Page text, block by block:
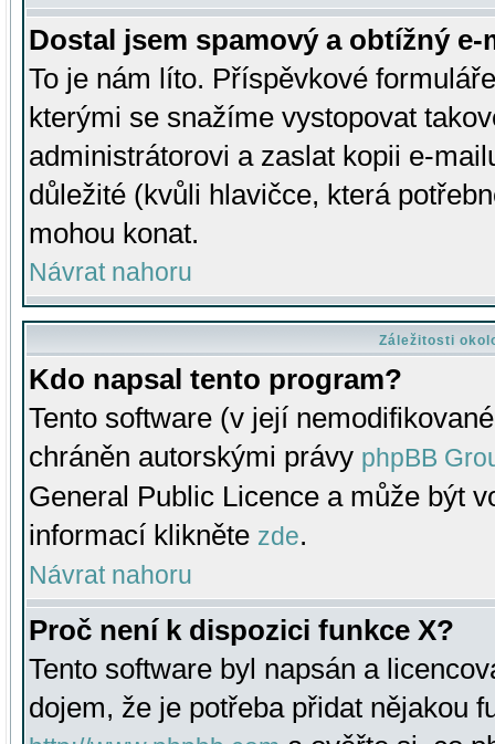
Dostal jsem spamový a obtížný
To je nám líto. Příspěvkové
kterými se snažíme vystopovat
administrátorovi a zaslat kopii e-
důležité (kvůli hlavičce, která
mohou konat.
Návrat nahoru
Záležitosti
Kdo napsal tento program?
Tento software (v její
chráněn autorskými právy phpBB
General Public Licence a může být
informací klikněte zde.
Návrat nahoru
Proč není k dispozici funkce X?
Tento software byl napsán a
dojem, že je potřeba přidat nějakou